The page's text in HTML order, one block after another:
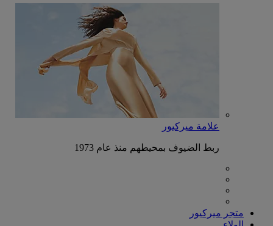
علامة ميركيور
ربط الضيوف بمحيطهم منذ عام 1973
متجر ميركيور